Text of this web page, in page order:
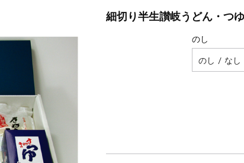
細切り半生讃岐うどん・つ
のし